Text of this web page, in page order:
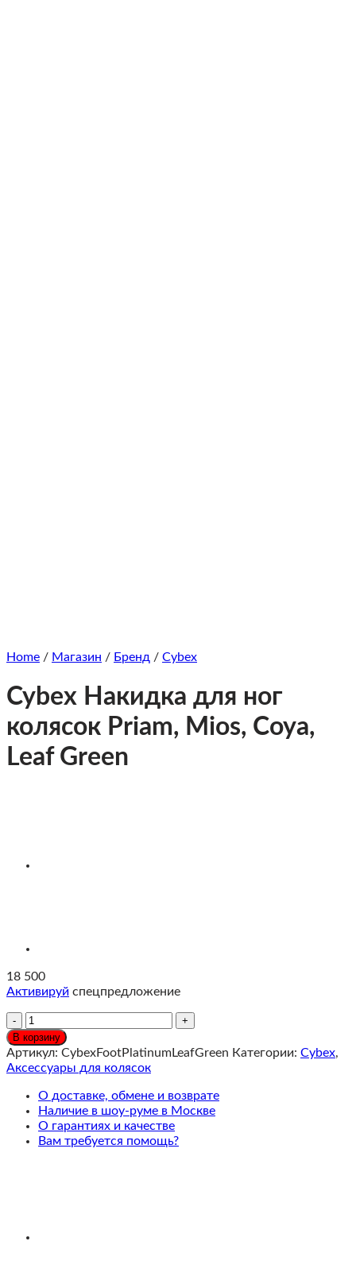
Home / Магазин / Бренд / Cybex
Cybex Накидка для ног
колясок Priam, Mios, Coya,
Leaf Green
18 500
Активируй спецпредложение
Количество
Cybex
Накидка
для
колясок
Priam,
Mios,
Coya,
В корзину
Артикул: CybexFootPlatinumLeafGreen Категории: Cybex,
Аксессуары для колясок
О доставке, обмене и возврате
Наличие в шоу-руме в Москве
О гарантиях и качестве
Вам требуется помощь?